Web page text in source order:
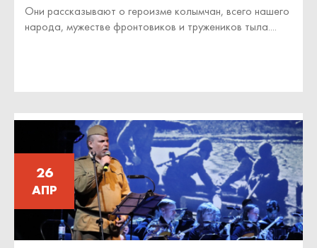
Они рассказывают о героизме колымчан, всего нашего
народа, мужестве фронтовиков и тружеников тыла....
26
АПР